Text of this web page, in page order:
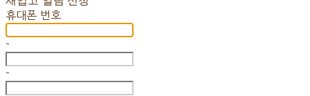
휴대폰 번호
-
-